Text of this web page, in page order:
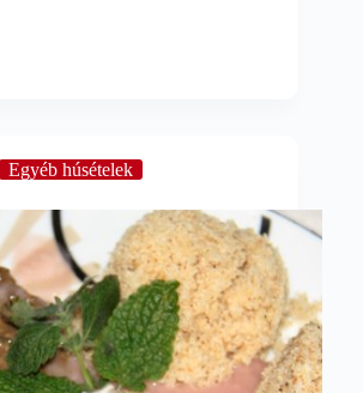
Egyéb húsételek